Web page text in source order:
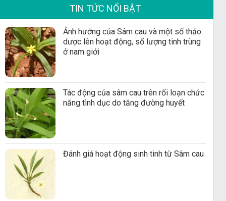
TIN TỨC NỔI BẬT
Ảnh hưởng của Sâm cau và một số thảo
dược lên hoạt động, số lượng tinh trùng
ở nam giới
Tác động của sâm cau trên rối loạn chức
năng tình dục do tăng đường huyết
Đánh giá hoạt động sinh tinh từ Sâm cau